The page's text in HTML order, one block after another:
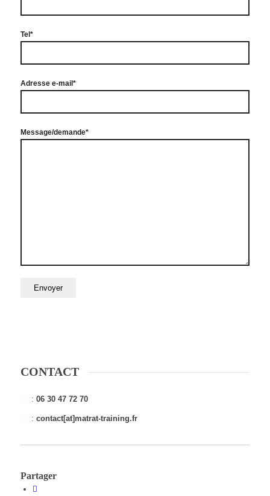
Tel*
Adresse e-mail*
Message/demande*
CONTACT
:06 30 47 72 70
:contact[at]matrat-training.fr
Partager